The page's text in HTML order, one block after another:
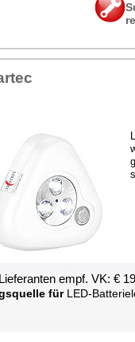
empf. VK: €
fürLED-